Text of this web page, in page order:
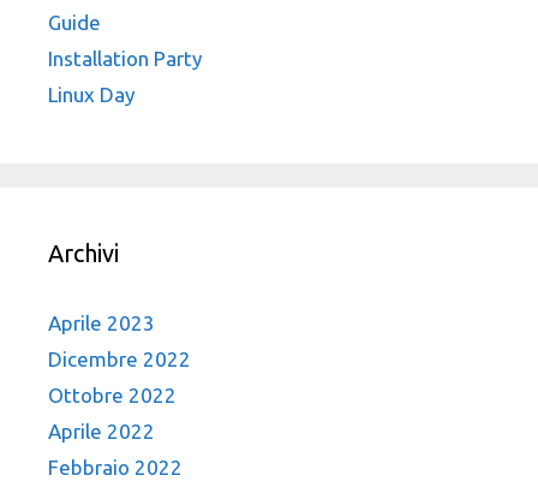
Guide
Installation Party
Linux Day
Archivi
Aprile 2023
Dicembre 2022
Ottobre 2022
Aprile 2022
Febbraio 2022